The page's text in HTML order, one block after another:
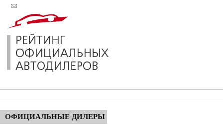
ОФИЦИАЛЬНЫЕ ДИЛЕРЫ